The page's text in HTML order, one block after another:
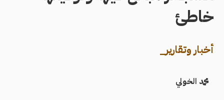
خاطئ
أخبار وتقارير_
محمد الخولي